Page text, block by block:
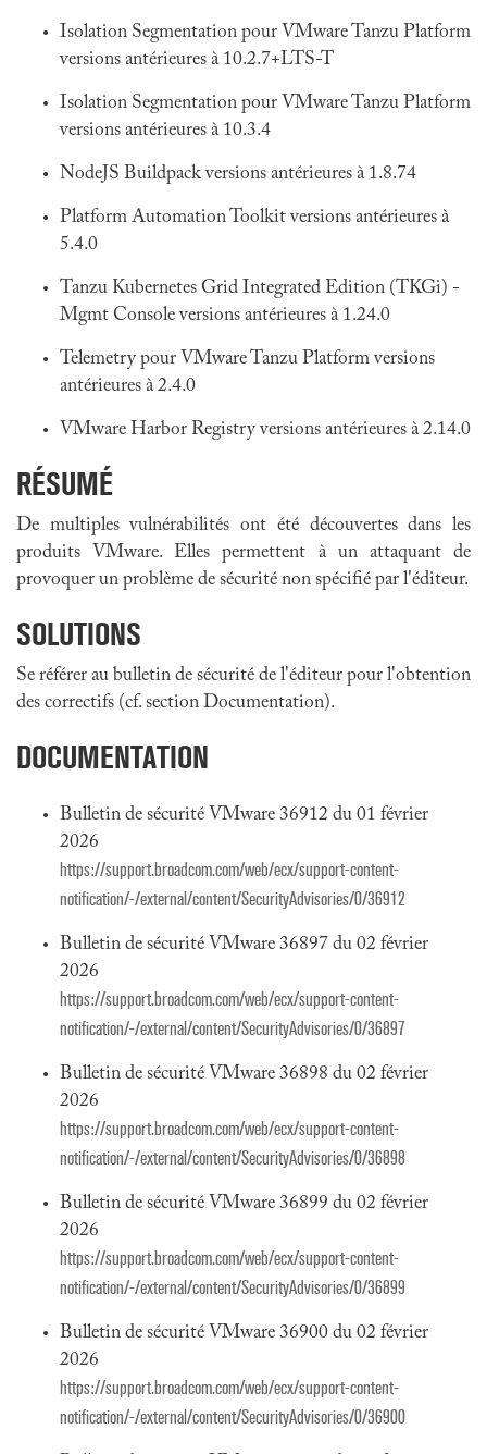
Isolation Segmentation pour VMware Tanzu Platform
versions antérieures à 10.2.7+LTS-T
Isolation Segmentation pour VMware Tanzu Platform
versions antérieures à 10.3.4
NodeJS Buildpack versions antérieures à 1.8.74
Platform Automation Toolkit versions antérieures à
5.4.0
Tanzu Kubernetes Grid Integrated Edition (TKGi) -
Mgmt Console versions antérieures à 1.24.0
Telemetry pour VMware Tanzu Platform versions
antérieures à 2.4.0
VMware Harbor Registry versions antérieures à 2.14.0
RÉSUMÉ
De multiples vulnérabilités ont été découvertes dans les
produits VMware. Elles permettent à un attaquant de
provoquer un problème de sécurité non spécifié par l'éditeur.
SOLUTIONS
Se référer au bulletin de sécurité de l'éditeur pour l'obtention
des correctifs (cf. section Documentation).
DOCUMENTATION
Bulletin de sécurité VMware 36912 du 01 février
2026
https://support.broadcom.com/web/ecx/support-content-
notification/-/external/content/SecurityAdvisories/0/36912
Bulletin de sécurité VMware 36897 du 02 février
2026
https://support.broadcom.com/web/ecx/support-content-
notification/-/external/content/SecurityAdvisories/0/36897
Bulletin de sécurité VMware 36898 du 02 février
2026
https://support.broadcom.com/web/ecx/support-content-
notification/-/external/content/SecurityAdvisories/0/36898
Bulletin de sécurité VMware 36899 du 02 février
2026
https://support.broadcom.com/web/ecx/support-content-
notification/-/external/content/SecurityAdvisories/0/36899
Bulletin de sécurité VMware 36900 du 02 février
2026
https://support.broadcom.com/web/ecx/support-content-
notification/-/external/content/SecurityAdvisories/0/36900